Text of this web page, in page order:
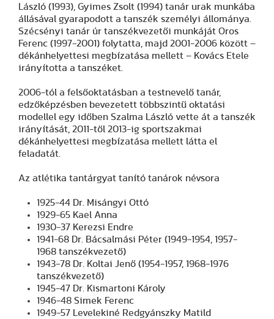
László (1993), Gyimes Zsolt (1994) tanár urak munkába
állásával gyarapodott a tanszék személyi állománya.
Szécsényi tanár úr tanszékvezetői munkáját Oros
Ferenc (1997-2001) folytatta, majd 2001-2006 között –
dékánhelyettesi megbízatása mellett – Kovács Etele
irányította a tanszéket.
2006-tól a felsőoktatásban a testnevelő tanár,
edzőképzésben bevezetett többszintű oktatási
modellel egy időben Szalma László vette át a tanszék
irányítását, 2011-től 2013-ig sportszakmai
dékánhelyettesi megbízatása mellett látta el
feladatát.
Az atlétika tantárgyat tanító tanárok névsora
1925-44 Dr. Misángyi Ottó
1929-65 Kael Anna
1930-37 Kerezsi Endre
1941-68 Dr. Bácsalmási Péter (1949-1954, 1957-
1968 tanszékvezető)
1943-78 Dr. Koltai Jenő (1954-1957, 1968-1976
tanszékvezető)
1945-47 Dr. Kismartoni Károly
1946-48 Simek Ferenc
1949-57 Levelekiné Redgyánszky Matild